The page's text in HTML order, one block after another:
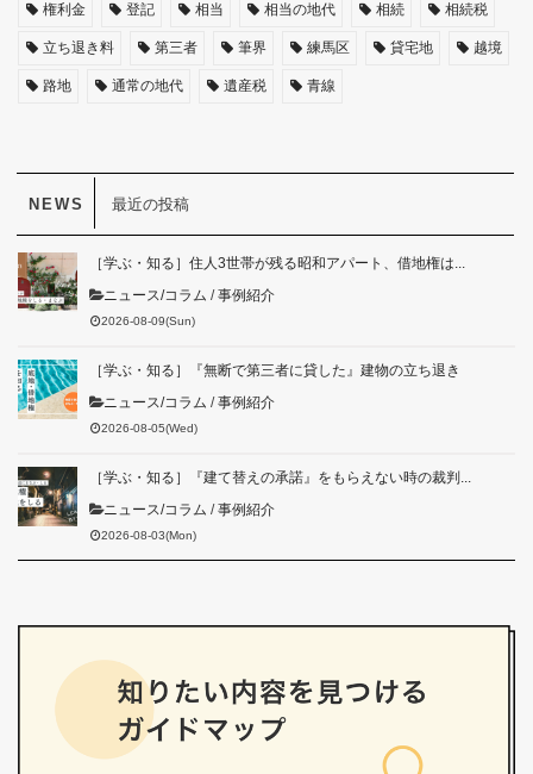
権利金 登記 相当 相当の地代 相続 相続税
立ち退き料 第三者 筆界 練馬区 貸宅地 越境
路地 通常の地代 遺産税 青線
最近の投稿
［学ぶ・知る］住人3世帯が残る昭和アパート、借地権は...
ニュース/コラム /事例紹介
2026-08-09(Sun)
［学ぶ・知る］『無断で第三者に貸した』建物の立ち退き
ニュース/コラム /事例紹介
2026-08-05(Wed)
［学ぶ・知る］『建て替えの承諾』をもらえない時の裁判...
ニュース/コラム /事例紹介
2026-08-03(Mon)